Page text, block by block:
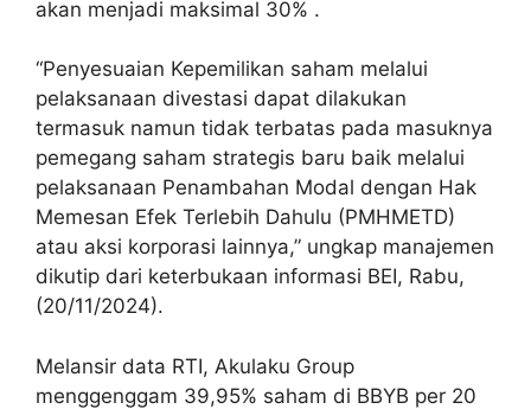
akan menjadi maksimal 30% .
“Penyesuaian Kepemilikan saham melalui
pelaksanaan divestasi dapat dilakukan
termasuk namun tidak terbatas pada masuknya
pemegang saham strategis baru baik melalui
pelaksanaan Penambahan Modal dengan Hak
Memesan Efek Terlebih Dahulu (PMHMETD)
atau aksi korporasi lainnya,” ungkap manajemen
dikutip dari keterbukaan informasi BEI, Rabu,
(20/11/2024).
Melansir data RTI, Akulaku Group
menggenggam 39,95% saham di BBYB per 20